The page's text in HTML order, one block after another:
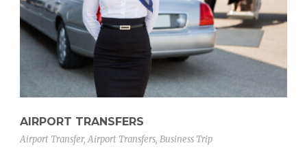
AIRPORT TRANSFERS
Airport Transfer, Airport Transfers, Business Trip